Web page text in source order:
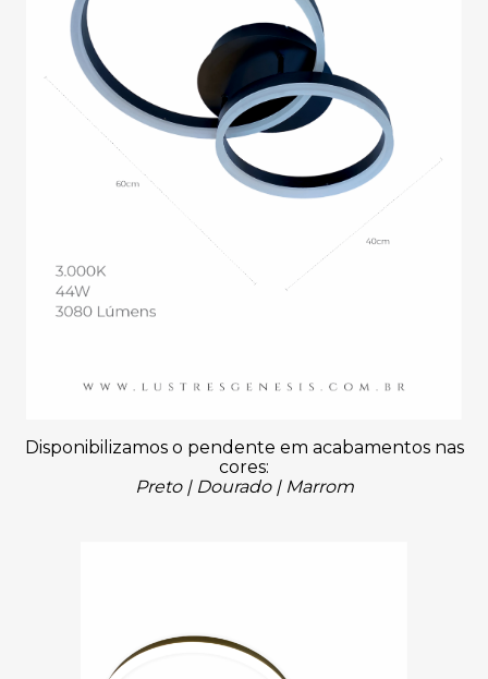
Disponibilizamos o pendente em acabamentos nas
cores:
Preto | Dourado | Marrom